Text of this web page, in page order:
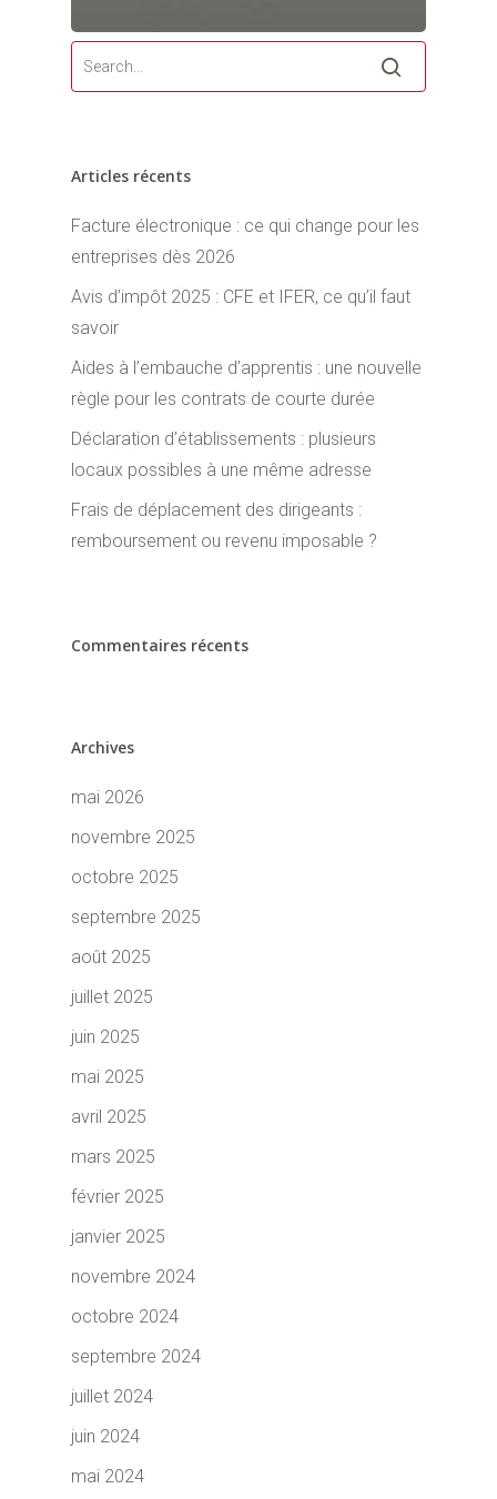
Articles récents
Facture électronique : ce qui change pour les
entreprises dès 2026
Avis d’impôt 2025 : CFE et IFER, ce qu’il faut
savoir
Aides à l’embauche d’apprentis : une nouvelle
règle pour les contrats de courte durée
Déclaration d’établissements : plusieurs
locaux possibles à une même adresse
Frais de déplacement des dirigeants :
remboursement ou revenu imposable ?
Commentaires récents
Archives
mai 2026
novembre 2025
octobre 2025
septembre 2025
août 2025
juillet 2025
juin 2025
mai 2025
avril 2025
mars 2025
février 2025
janvier 2025
novembre 2024
octobre 2024
septembre 2024
juillet 2024
juin 2024
mai 2024